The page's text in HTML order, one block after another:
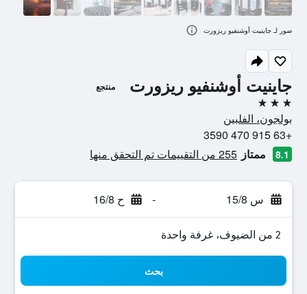
جاينيت أوشنفيو ريزورت منتجع
3 نجوم
بولجون، الفلبين
+63 915 470 3590
8.1 ممتاز 255 من التقييمات تم التحقق منها
س 15/8 - ح 16/8
2 من الضيوف، غرفة واحدة
بحث
صور لـ جاينيت أوشنفيو ريزورت